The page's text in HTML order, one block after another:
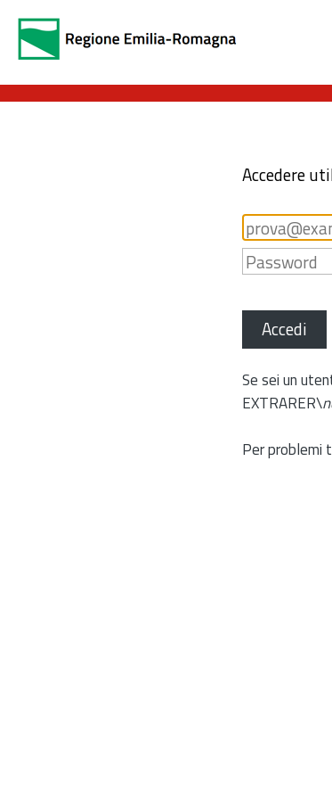
Accedere
Accedi
Se sei un
EXTRARER\
Per problemi